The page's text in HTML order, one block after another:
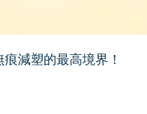
減塑的最高境界！